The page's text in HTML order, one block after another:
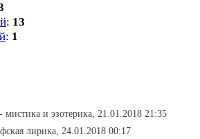
: 13
: 1
- мистика и эзотерика, 21.01.2018 21:35
лирика, 24.01.2018 00:17